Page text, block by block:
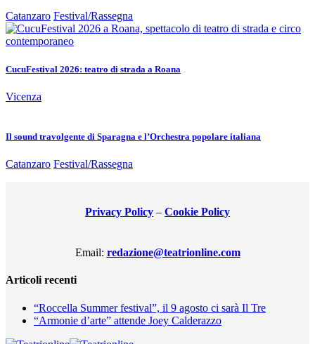
Catanzaro Festival/Rassegna
CucuFestival 2026: teatro di strada a Roana
Vicenza
Il sound travolgente di Sparagna e l’Orchestra popolare italiana
Catanzaro Festival/Rassegna
Privacy Policy – Cookie Policy
Email: redazione@teatrionline.com
Articoli recenti
“Roccella Summer festival”, il 9 agosto ci sarà Il Tre
“Armonie d’arte” attende Joey Calderazzo